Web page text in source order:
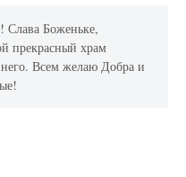
Слава Боженьке,
прекрасный храм
Всем желаю Добра и